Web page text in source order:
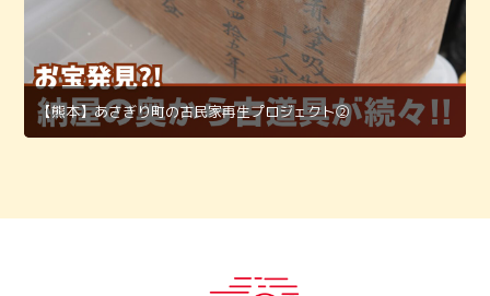
【熊本】あさぎり町の古民家再生プロジェクト②